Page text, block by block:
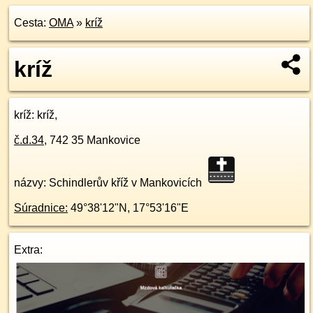
Cesta: OMA» kríž
kríž
kríž: kríž,
č.d.34, 742 35 Mankovice
názvy: Schindlerův kříž v Mankovicích
Súradnice: 49°38'12"N , 17°53'16"E
Extra: